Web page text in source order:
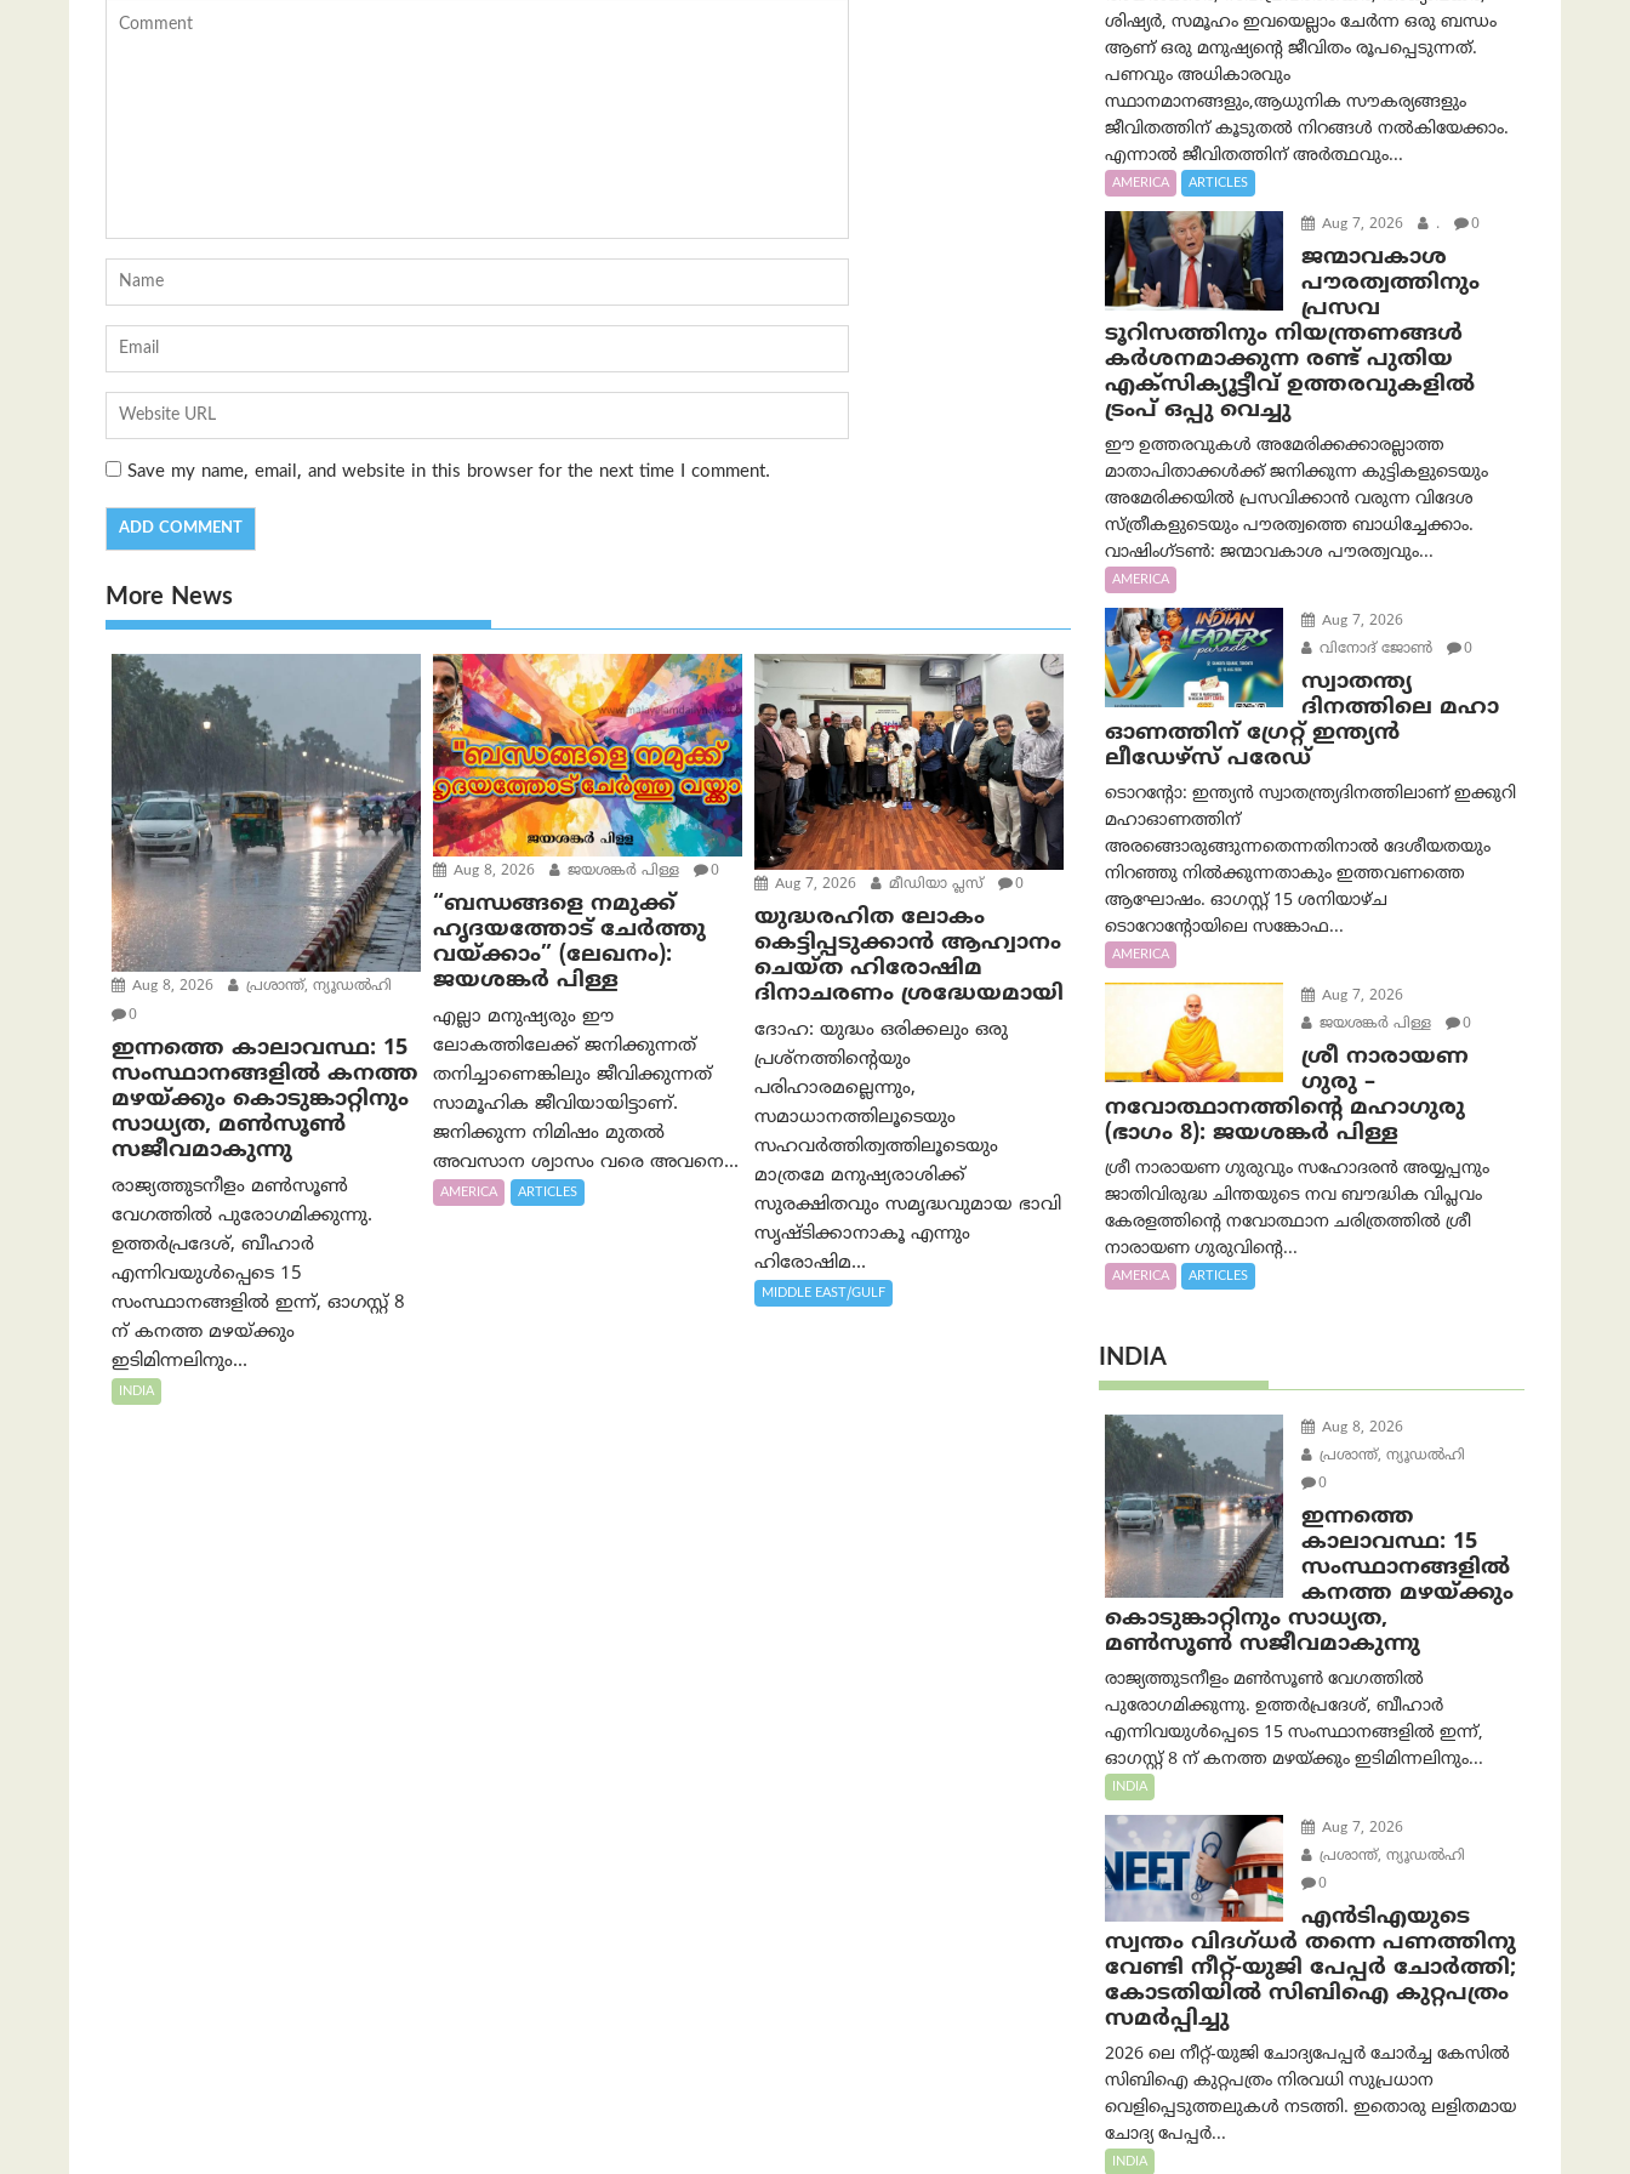
Save my name, email, and website in this browser for the next time I comment.
More News
Aug 8, 2026
പ്രശാന്ത്, ന്യൂഡല്‍ഹി
0
ഇന്നത്തെ കാലാവസ്ഥ: 15
സംസ്ഥാനങ്ങളിൽ കനത്ത
മഴയ്ക്കും കൊടുങ്കാറ്റിനും
സാധ്യത, മൺസൂൺ
സജീവമാകുന്നു
രാജ്യത്തുടനീളം മൺസൂൺ
വേഗത്തിൽ പുരോഗമിക്കുന്നു.
ഉത്തർപ്രദേശ്, ബീഹാർ
എന്നിവയുൾപ്പെടെ 15
സംസ്ഥാനങ്ങളിൽ ഇന്ന്, ഓഗസ്റ്റ് 8
ന് കനത്ത മഴയ്ക്കും
ഇടിമിന്നലിനും...
INDIA
Aug 8, 2026 ജയശങ്കര്‍ പിള്ള 0
“ബന്ധങ്ങളെ നമുക്ക്
ഹൃദയത്തോട് ചേർത്തു
വയ്ക്കാം” (ലേഖനം):
ജയശങ്കര്‍ പിള്ള
എല്ലാ മനുഷ്യരും ഈ
ലോകത്തിലേക്ക് ജനിക്കുന്നത്
തനിച്ചാണെങ്കിലും ജീവിക്കുന്നത്
സാമൂഹിക ജീവിയായിട്ടാണ്.
ജനിക്കുന്ന നിമിഷം മുതൽ
അവസാന ശ്വാസം വരെ അവനെ...
AMERICA ARTICLES
Aug 7, 2026 മീഡിയാ പ്ലസ് 0
യുദ്ധരഹിത ലോകം
കെട്ടിപ്പടുക്കാന്‍ ആഹ്വാനം
ചെയ്ത ഹിരോഷിമ
ദിനാചരണം ശ്രദ്ധേയമായി
ദോഹ: യുദ്ധം ഒരിക്കലും ഒരു
പ്രശ്‌നത്തിന്റെയും
പരിഹാരമല്ലെന്നും,
സമാധാനത്തിലൂടെയും
സഹവര്‍ത്തിത്വത്തിലൂടെയും
മാത്രമേ മനുഷ്യരാശിക്ക്
സുരക്ഷിതവും സമൃദ്ധവുമായ ഭാവി
സൃഷ്ടിക്കാനാകൂ എന്നും
ഹിരോഷിമ...
MIDDLE EAST/GULF
ശിഷ്യർ, സമൂഹം ഇവയെല്ലാം ചേർന്ന ഒരു ബന്ധം
ആണ് ഒരു മനുഷ്യന്റെ ജീവിതം രൂപപ്പെടുന്നത്.
പണവും അധികാരവും
സ്ഥാനമാനങ്ങളും,ആധുനിക സൗകര്യങ്ങളും
ജീവിതത്തിന് കൂടുതൽ നിറങ്ങൾ നൽകിയേക്കാം.
എന്നാൽ ജീവിതത്തിന് അർത്ഥവും...
AMERICA ARTICLES
Aug 7, 2026 . 0
ജന്മാവകാശ
പൗരത്വത്തിനും
പ്രസവ
ടൂറിസത്തിനും നിയന്ത്രണങ്ങൾ
കർശനമാക്കുന്ന രണ്ട് പുതിയ
എക്സിക്യൂട്ടീവ് ഉത്തരവുകളിൽ
ട്രംപ് ഒപ്പു വെച്ചു
ഈ ഉത്തരവുകൾ അമേരിക്കക്കാരല്ലാത്ത
മാതാപിതാക്കൾക്ക് ജനിക്കുന്ന കുട്ടികളുടെയും
അമേരിക്കയിൽ പ്രസവിക്കാൻ വരുന്ന വിദേശ
സ്ത്രീകളുടെയും പൗരത്വത്തെ ബാധിച്ചേക്കാം.
വാഷിംഗ്ടണ്‍: ജന്മാവകാശ പൗരത്വവും...
AMERICA
Aug 7, 2026
വിനോദ് ജോൺ
0
സ്വാതന്ത്യ
ദിനത്തിലെ മഹാ
ഓണത്തിന് ഗ്രേറ്റ് ഇന്ത്യൻ
ലീഡേഴ്സ് പരേഡ്
ടൊറന്റോ: ഇന്ത്യൻ സ്വാതന്ത്ര്യദിനത്തിലാണ് ഇക്കുറി
മഹാഓണത്തിന്
അരങ്ങൊരുങ്ങുന്നതെന്നതിനാൽ ദേശീയതയും
നിറഞ്ഞു നിൽക്കുന്നതാകും ഇത്തവണത്തെ
ആഘോഷം. ഓഗസ്റ്റ് 15 ശനിയാഴ്ച
ടൊറോന്റോയിലെ സങ്കോഫ...
AMERICA
Aug 7, 2026
ജയശങ്കര്‍ പിള്ള
0
ശ്രീ നാരായണ
ഗുരു –
നവോത്ഥാനത്തിന്റെ മഹാഗുരു
(ഭാഗം 8): ജയശങ്കര്‍ പിള്ള
ശ്രീ നാരായണ ഗുരുവും സഹോദരൻ അയ്യപ്പനും
ജാതിവിരുദ്ധ ചിന്തയുടെ നവ ബൗദ്ധിക വിപ്ലവം
കേരളത്തിന്റെ നവോത്ഥാന ചരിത്രത്തിൽ ശ്രീ
നാരായണ ഗുരുവിന്റെ...
AMERICA ARTICLES
INDIA
Aug 8, 2026
പ്രശാന്ത്, ന്യൂഡല്‍ഹി
0
ഇന്നത്തെ
കാലാവസ്ഥ: 15
സംസ്ഥാനങ്ങളിൽ
കനത്ത മഴയ്ക്കും
കൊടുങ്കാറ്റിനും സാധ്യത,
മൺസൂൺ സജീവമാകുന്നു
രാജ്യത്തുടനീളം മൺസൂൺ വേഗത്തിൽ
പുരോഗമിക്കുന്നു. ഉത്തർപ്രദേശ്, ബീഹാർ
എന്നിവയുൾപ്പെടെ 15 സംസ്ഥാനങ്ങളിൽ ഇന്ന്,
ഓഗസ്റ്റ് 8 ന് കനത്ത മഴയ്ക്കും ഇടിമിന്നലിനും...
INDIA
Aug 7, 2026
പ്രശാന്ത്, ന്യൂഡല്‍ഹി
0
എൻ‌ടി‌എയുടെ
സ്വന്തം വിദഗ്ധർ തന്നെ പണത്തിനു
വേണ്ടി നീറ്റ്-യു‌ജി പേപ്പർ ചോർത്തി;
കോടതിയില്‍ സിബിഐ കുറ്റപത്രം
സമര്‍പ്പിച്ചു
2026 ലെ നീറ്റ്-യുജി ചോദ്യപേപ്പർ ചോർച്ച കേസിൽ
സിബിഐ കുറ്റപത്രം നിരവധി സുപ്രധാന
വെളിപ്പെടുത്തലുകൾ നടത്തി. ഇതൊരു ലളിതമായ
ചോദ്യ പേപ്പർ...
INDIA